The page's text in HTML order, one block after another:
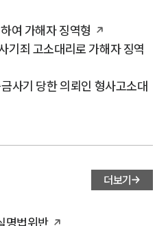
여 가해자 징역형
기죄 고소대리로 가해자 징역
사기 당한 의뢰인 형사고소대
더보기